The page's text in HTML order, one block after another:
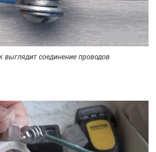
выглядит соединение проводов